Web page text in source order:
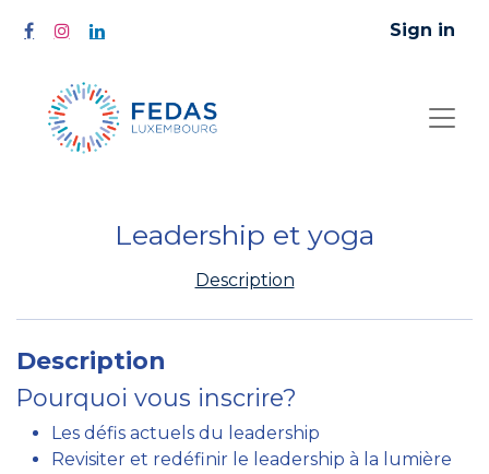
Sign in
Leadership et yoga
Description
Description
Pourquoi vous inscrire?
Les défis actuels du leadership
Revisiter et redéfinir le leadership à la lumière